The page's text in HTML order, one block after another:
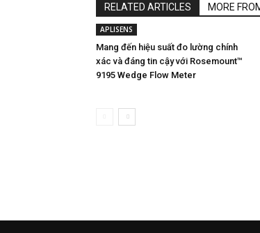
RELATED ARTICLES MORE
APLISENS
Mang đến hiệu suất đo lường chính
xác và đáng tin cậy với Rosemount™
9195 Wedge Flow Meter